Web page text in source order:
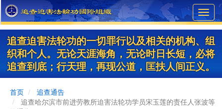
Skip
to
main
content
追查迫害法轮功的一切罪行以及相关的机构、组
织和个人。无论天涯海角，无论时日长短，必将
追查到底；行天理，再现公道，匡扶人间正义。
首页
追查通告
追查哈尔滨市前进劳教所迫害法轮功学员宋玉莲的责任人张波等